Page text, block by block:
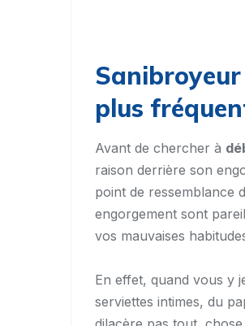
Sanibroyeur
plus
Avant de chercher à
raison derrière son
point de ressemblance
engorgement sont
vos mauvaises
En effet, quand vous y
serviettes intimes, du